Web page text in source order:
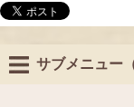
サブメニュー